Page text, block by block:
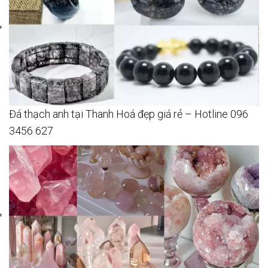
Đá thạch anh tại Thanh Hoá đẹp giá rẻ – Hotline 096
3456 627